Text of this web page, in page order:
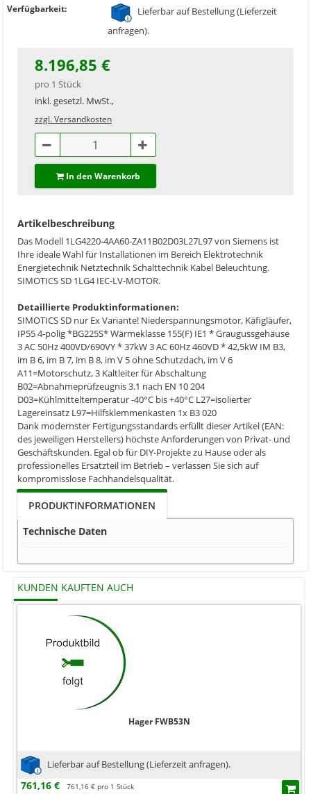
Verfügbarkeit:
Lieferbar auf Bestellung (Lieferzeit
anfragen).
8.196,85 €
pro 1 Stück
inkl. gesetzl. MwSt.,
zzgl. Versandkosten
In den Warenkorb
Artikelbeschreibung
Das Modell 1LG4220-4AA60-ZA11B02D03L27L97 von Siemens ist
Ihre ideale Wahl für Installationen im Bereich Elektrotechnik
Energietechnik Netztechnik Schalttechnik Kabel Beleuchtung.
SIMOTICS SD 1LG4 IEC-LV-MOTOR.
Detaillierte Produktinformationen:
SIMOTICS SD nur Ex Variante! Niederspannungsmotor, Käfigläufer,
IP55 4-polig *BG225S* Wärmeklasse 155(F) IE1 * Graugussgehäuse
3 AC 50Hz 400VD/690VY * 37kW 3 AC 60Hz 460VD * 42,5kW IM B3,
im B 6, im B 7, im B 8, im V 5 ohne Schutzdach, im V 6
A11=Motorschutz, 3 Kaltleiter für Abschaltung
B02=Abnahmeprüfzeugnis 3.1 nach EN 10 204
D03=Kühlmitteltemperatur -40°C bis +40°C L27=isolierter
Lagereinsatz L97=Hilfsklemmenkasten 1x B3 020
Dank modernster Fertigungsstandards erfüllt dieser Artikel (EAN:
des jeweiligen Herstellers) höchste Anforderungen von Privat- und
Geschäftskunden. Egal ob für DIY-Projekte zu Hause oder als
professionelles Ersatzteil im Betrieb – verlassen Sie sich auf
kompromisslose Fachhandelsqualität.
PRODUKTINFORMATIONEN
Technische Daten
KUNDEN KAUFTEN AUCH
Hager FWB53N
Lieferbar auf Bestellung (Lieferzeit anfragen).
761,16 € 761,16 € pro 1 Stück